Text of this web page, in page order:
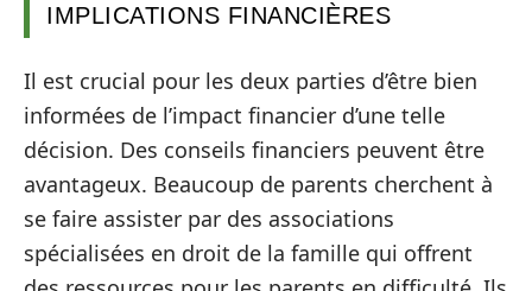
IMPLICATIONS FINANCIÈRES
Il est crucial pour les deux parties d’être bien
informées de l’impact financier d’une telle
décision. Des conseils financiers peuvent être
avantageux. Beaucoup de parents cherchent à
se faire assister par des associations
spécialisées en droit de la famille qui offrent